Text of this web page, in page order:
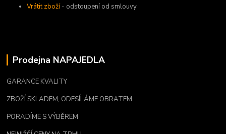
Vrátit zboží- odstoupení od smlouvy
Prodejna NAPAJEDLA
GARANCE KVALITY
ZBOŽÍ SKLADEM, ODESÍLÁME OBRATEM
PORADÍME S VÝBĚREM